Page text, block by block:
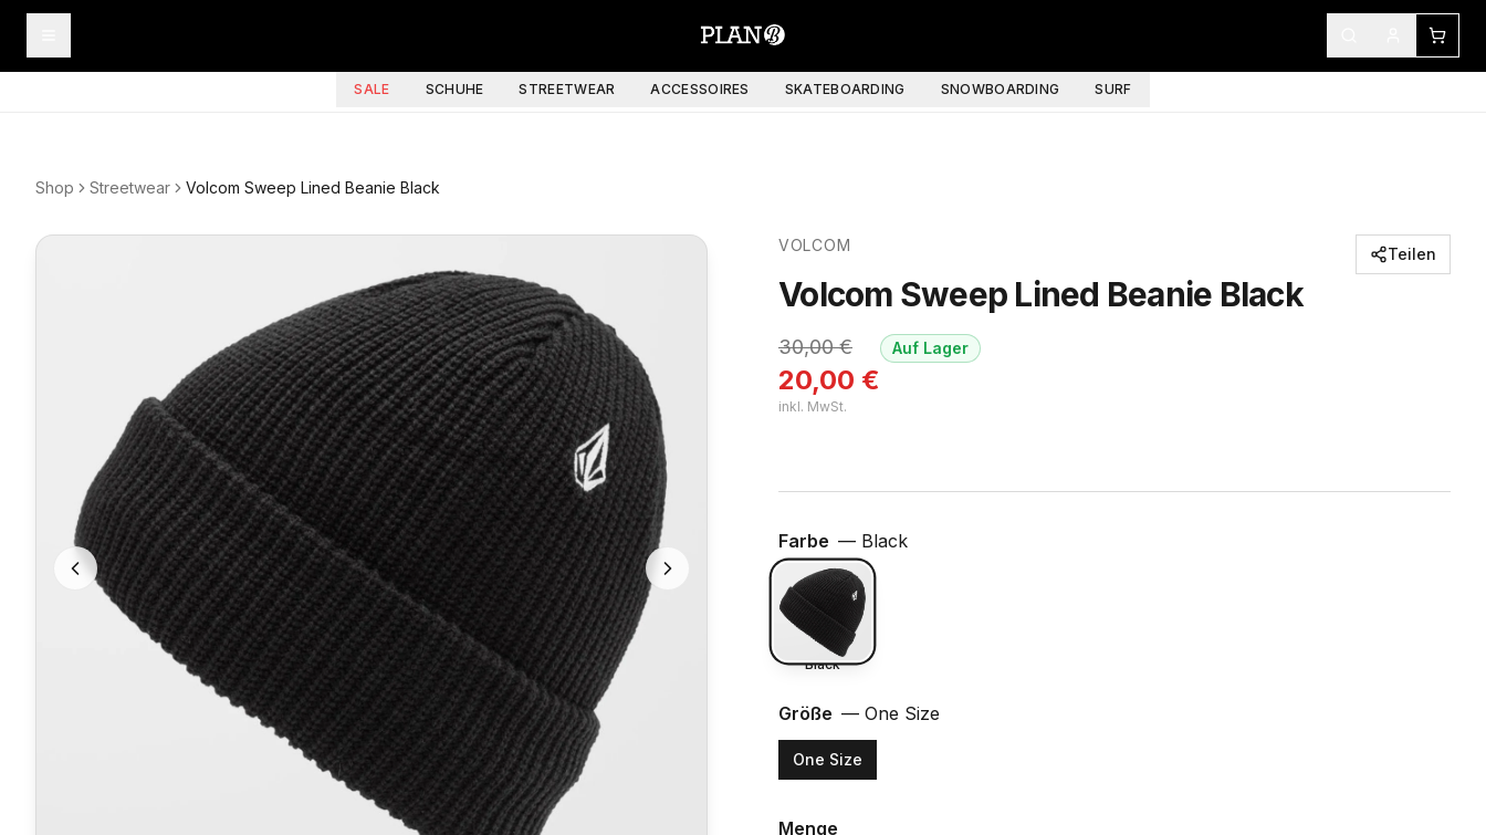
SALE SCHUHE STREETWEAR ACCESSOIRES SKATEBOARDING SNOWBOARDING SURF
Shop Streetwear Volcom Sweep Lined Beanie Black
VOLCOM
Volcom Sweep Lined Beanie Black
30,00€
20,00 €
inkl. MwSt.
Auf Lager
Teilen
Farbe — Black
Black
Größe — One Size
One Size
Menge